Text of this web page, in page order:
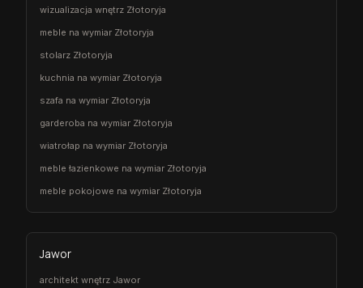
wizualizacja wnętrz Złotoryja
meble na wymiar Złotoryja
stolarz Złotoryja
kuchnia na wymiar Złotoryja
szafa na wymiar Złotoryja
garderoba na wymiar Złotoryja
wiatrołap na wymiar Złotoryja
meble łazienkowe na wymiar Złotoryja
meble pokojowe na wymiar Złotoryja
Jawor
architekt wnętrz Jawor